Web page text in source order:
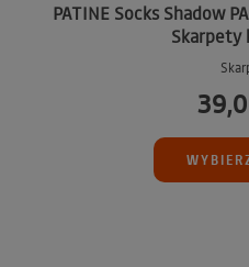
PATINE Socks Shadow
Skarpety